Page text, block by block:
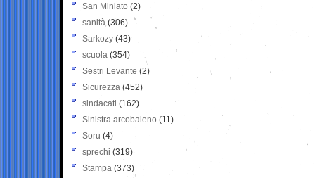
San Miniato (2)
sanità (306)
Sarkozy (43)
scuola (354)
Sestri Levante (2)
Sicurezza (452)
sindacati (162)
Sinistra arcobaleno (11)
Soru (4)
sprechi (319)
Stampa (373)